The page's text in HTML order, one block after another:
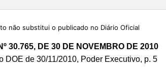
não substitui o publicado no Diário Oficial
30.765, DE 30 DE NOVEMBRO DE 2010
DOE de 30/11/2010, Poder Executivo, p. 5